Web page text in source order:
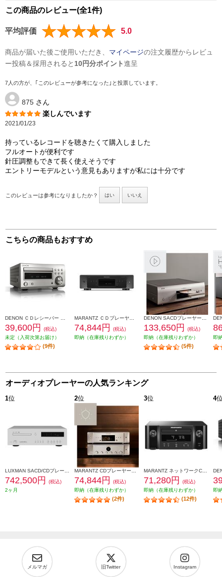
この商品のレビュー(全1件)
平均評価 5.0
商品が届いた後ご使用いただき、 マイページの注文履歴からレビュ
ー投稿＆採用されると 10円分ポイント進呈
7人の方が、｢このレビューが参考になった｣と投票しています。
875 さん
楽しんでいます
2021/01/23
持っているレコードを聴きたくて購入しました
フルオートが便利です
針圧調整もできて長く使えそうです
エントリーモデルという意見もありますが私には十分です
このレビューは参考になりましたか？ はい いいえ
こちらの商品もおすすめ
39,600円
(税込)
未定（入荷次第お届け）
(9件)
74,844円
(税込)
即納（在庫残りわずか）
133,650円
(税込)
即納（在庫残りわずか）
(5件)
即
オーディオプレーヤーの人気ランキング
1位
742,500円
(税込)
2ヶ月
2位
74,844円
(税込)
即納（在庫残りわずか）
(2件)
3位
71,280円
(税込)
即納（在庫残りわずか）
(12件)
4
即
メルマガ 旧Twitter Instagram